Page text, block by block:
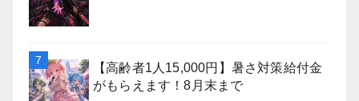
【高齢者1人15,000円】暑さ対策給付金
がもらえます！8月末まで